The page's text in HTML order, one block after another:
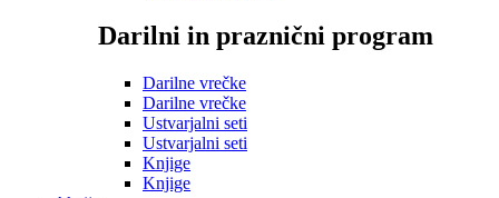
Darilni in praznični program
Darilne vrečke
Darilne vrečke
Ustvarjalni seti
Ustvarjalni seti
Knjige
Knjige